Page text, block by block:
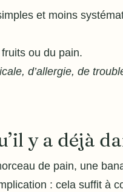
et moins
ou du pain.
d’allergie, de
y a déjà
de pain, une
: cela suffit à